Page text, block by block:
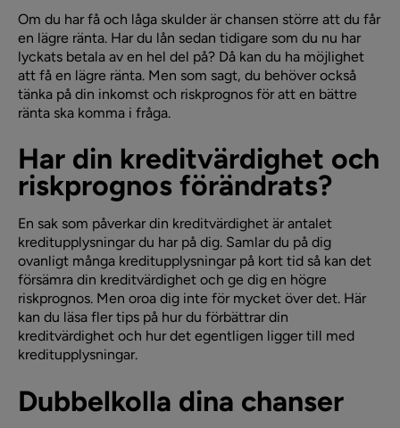
Om du har få och låga skulder är chansen större att du får
en lägre ränta. Har du lån sedan tidigare som du nu har
lyckats betala av en hel del på? Då kan du ha möjlighet
att få en lägre ränta. Men som sagt, du behöver också
tänka på din inkomst och riskprognos för att en bättre
ränta ska komma i fråga.
Har din kreditvärdighet och
riskprognos förändrats?
En sak som påverkar din kreditvärdighet är antalet
kreditupplysningar du har på dig. Samlar du på dig
ovanligt många kreditupplysningar på kort tid så kan det
försämra din kreditvärdighet och ge dig en högre
riskprognos. Men oroa dig inte för mycket över det. Här
kan du läsa fler tips på hur du förbättrar din
kreditvärdighet och hur det egentligen ligger till med
kreditupplysningar.
Dubbelkolla dina chanser